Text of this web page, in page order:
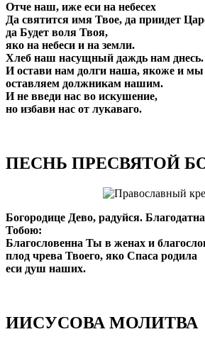
Отче наш, иже еси на небесех
Да святится имя Твое, да приидет
да Будет воля Твоя,
яко на небеси и на земли.
Хлеб наш насущный даждь нам днесь.
И остави нам долги наша, якоже и мы
оставляем должникам нашим.
И не введи нас во искушение,
но избави нас от лукаваго.
ПЕСНЬ ПРЕСВЯТОЙ
Богородице Дево, радуйся.
Тобою:
Благословенна Ты в женах и
плод чрева Твоего, яко Спаса родила
еси душ наших.
ИИСУСОВА МОЛИТВА